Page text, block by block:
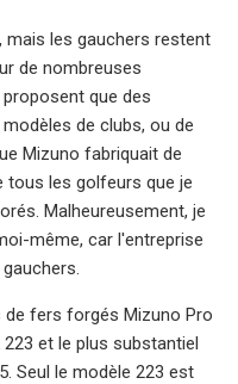
mais les gauchers restent
de nombreuses
que des
de clubs, ou de
Mizuno fabriquait de
tous les golfeurs que je
Malheureusement, je
même, car l'entreprise
fers forgés Mizuno Pro
et le plus substantiel
Seul le modèle 223 est